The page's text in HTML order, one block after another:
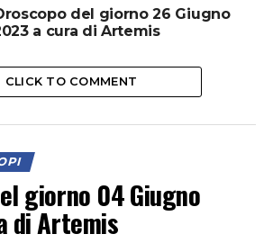
del giorno 26 Giugno
a cura di Artemis
CLICK TO COMMENT
giorno 04 Giugno
di Artemis